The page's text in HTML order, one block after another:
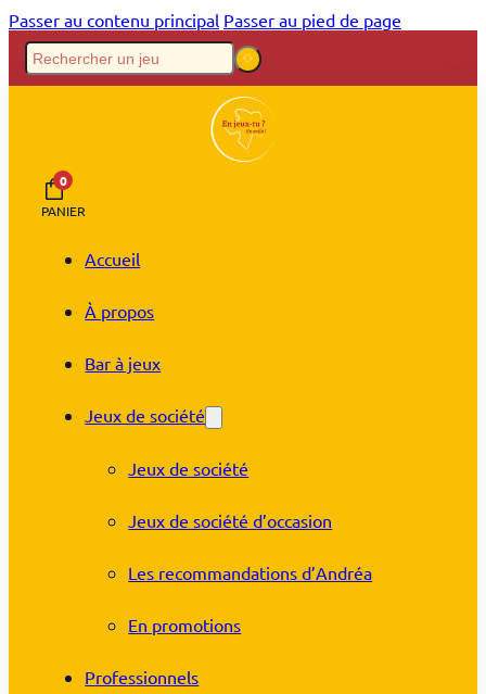
Passer au contenu principal Passer au pied de page
0
PANIER
Accueil
À propos
Bar à jeux
Jeux de société
Jeux de société
Jeux de société d’occasion
Les recommandations d’Andréa
En promotions
Professionnels